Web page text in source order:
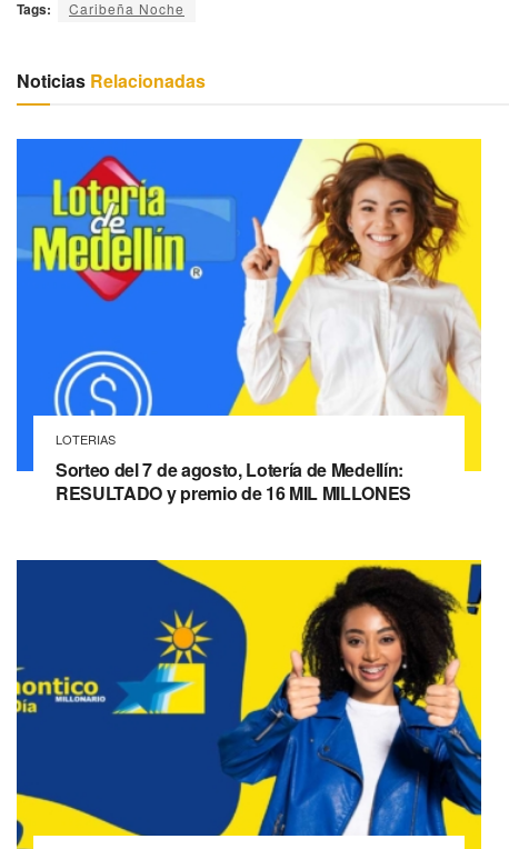
Tags: Caribeña Noche
Noticias Relacionadas
LOTERIAS
Sorteo del 7 de agosto, Lotería de Medellín:
RESULTADO y premio de 16 MIL MILLONES